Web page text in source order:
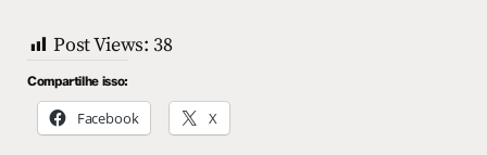
Post Views: 38
Compartilhe isso:
Facebook X